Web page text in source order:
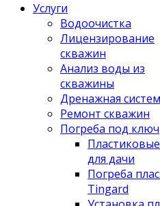
Услуги
Водоочистка
Лицензирование
скважин
Анализ воды из
скважины
Дренажная
Ремонт скважин
Погреба под ключ
для дачи
Погреба
Tingard